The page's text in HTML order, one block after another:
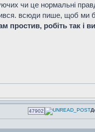
чи це нормальні
всюди пише, щоб ми
простив, робіть так і
47902